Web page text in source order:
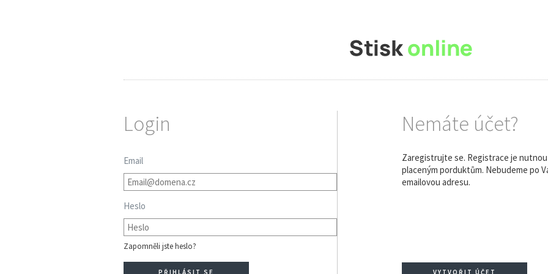
Login
Email
Heslo
Zapomněli jste heslo?
Nemáte účet?
Zaregistrujte se. Registrace je
placeným porduktům. Nebudeme po
emailovou adresu.
VYTVOŘIT ÚČET